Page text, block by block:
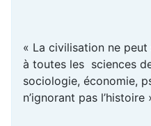
« La civilisation ne
à toutes les sciences
sociologie, économie,
n’ignorant pas l’histoire